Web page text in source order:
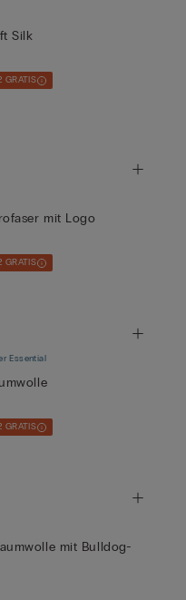
Silk
GRATIS
mit Logo
GRATIS
Essential
GRATIS
mit Bulldog-